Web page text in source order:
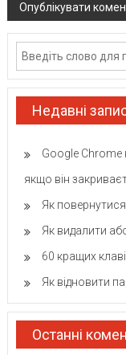
Недавні
Google Chrome
якщо він
Як
Як видалити
60 кращих
Як відновити
Останні